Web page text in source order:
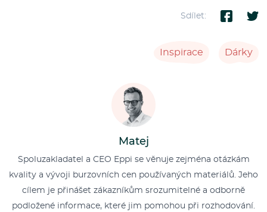
Sdílet:
Inspirace Dárky
Matej
Spoluzakladatel a CEO Eppi se věnuje zejména otázkám
kvality a vývoji burzovních cen používaných materiálů. Jeho
cílem je přinášet zákazníkům srozumitelné a odborně
podložené informace, které jim pomohou při rozhodování.